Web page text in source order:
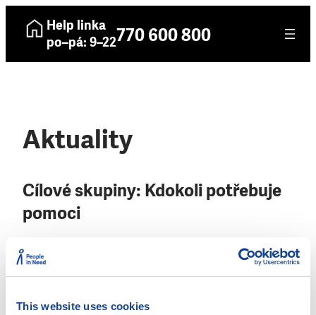
This website uses cookies
Help linka
po–pá: 9–22770 600 800
Aktuality
Cílové skupiny: Kdokoli potřebuje
pomoci
Člověk v tísni, o. p. s. – Teplice
18. 11. 2025